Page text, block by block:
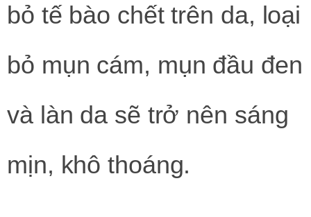
bỏ tế bào chết trên da, loại
bỏ mụn cám, mụn đầu đen
và làn da sẽ trở nên sáng
mịn, khô thoáng.